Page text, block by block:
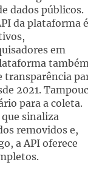
dados públicos.
da plataforma é
em
transparência
2021.
para a coleta.
sinaliza
removidos e,
a API oferece